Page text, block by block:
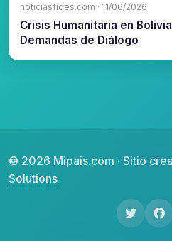
noticiasfides.com · 11/06/2026
Crisis Humanitaria en
Demandas de Diálogo
© 2026 Mipais.com · Sitio
Solutions